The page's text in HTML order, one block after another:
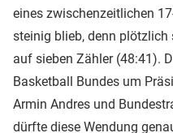
eines zwischenzeitlichen
steinig blieb, denn
auf sieben Zähler (48:41).
Basketball Bundes um
Armin Andres und
dürfte diese Wendung